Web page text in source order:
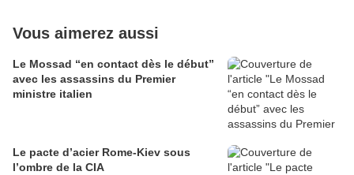
Vous aimerez aussi
Le Mossad “en contact dès le début”
avec les assassins du Premier
ministre italien
Le pacte d’acier Rome-Kiev sous
l’ombre de la CIA